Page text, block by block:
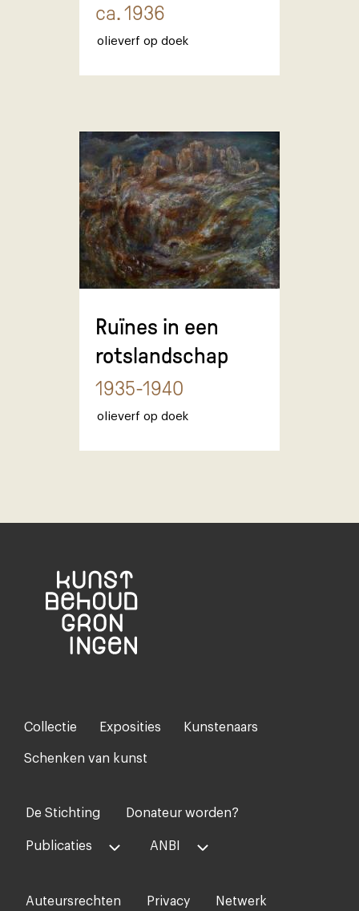
ca. 1936
olieverf op doek
Ruïnes in een
rotslandschap
1935-1940
olieverf op doek
Footer-
menu
Collectie Exposities Kunstenaars
Schenken van kunst
Voet
midden
De Stichting Donateur worden?
Publicaties ANBI
Voet
Auteursrechten Privacy Netwerk